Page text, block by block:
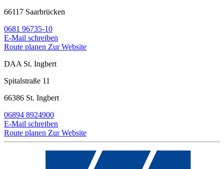
66117 Saarbrücken
0681 96735-10
E-Mail schreiben
Route planen Zur Website
DAA St. Ingbert
Spitalstraße 11
66386 St. Ingbert
06894 8924900
E-Mail schreiben
Route planen Zur Website